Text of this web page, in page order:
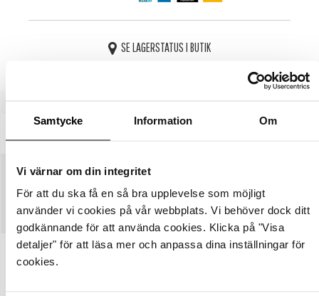
Samtycke Information Om
Vi värnar om din integritet
För att du ska få en så bra upplevelse som möjligt
använder vi cookies på vår webbplats. Vi behöver dock ditt
godkännande för att använda cookies. Klicka på "Visa
detaljer" för att läsa mer och anpassa dina inställningar för
cookies.
SE LAGERSTATUS I BUTIK
SKÖTSELRÅD
STORLEKSGUIDE
Artikelnummer: